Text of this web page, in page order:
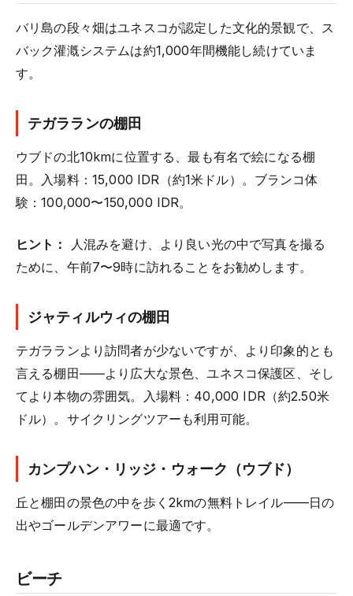
バリ島の段々畑はユネスコが認定した文化的景観で、ス
バック灌漑システムは約1,000年間機能し続けていま
す。
テガラランの棚田
ウブドの北10kmに位置する、最も有名で絵になる棚
田。入場料：15,000 IDR（約1米ドル）。ブランコ体
験：100,000〜150,000 IDR。
ヒント：
人混みを避け、より良い光の中で写真を撮る
ために、午前7〜9時に訪れることをお勧めします。
ジャティルウィの棚田
テガラランより訪問者が少ないですが、より印象的とも
言える棚田――より広大な景色、ユネスコ保護区、そし
てより本物の雰囲気。入場料：40,000 IDR（約2.50米
ドル）。サイクリングツアーも利用可能。
カンプハン・リッジ・ウォーク（ウブド）
丘と棚田の景色の中を歩く2kmの無料トレイル——日の
出やゴールデンアワーに最適です。
ビーチ